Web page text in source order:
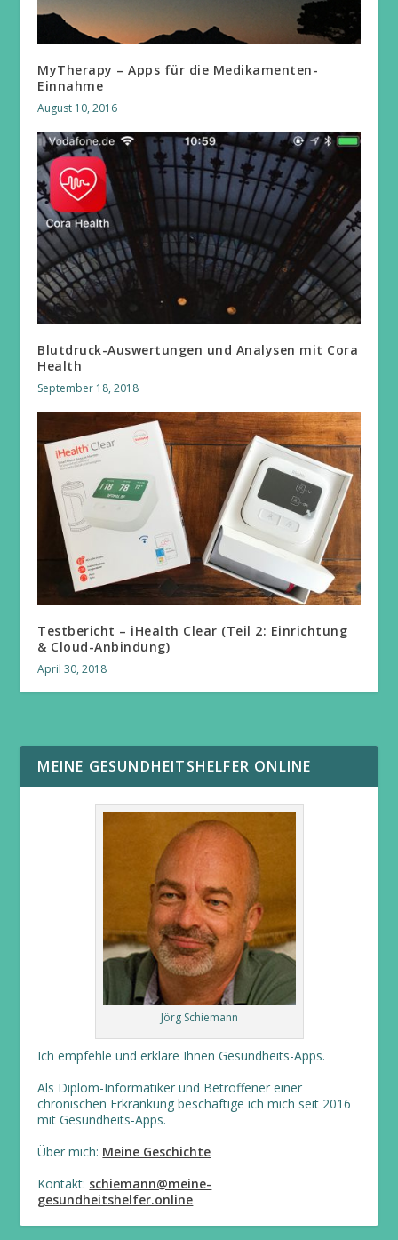
MyTherapy – Apps für die Medikamenten-
Einnahme
August 10, 2016
Blutdruck-Auswertungen und Analysen mit Cora
Health
September 18, 2018
Testbericht – iHealth Clear (Teil 2: Einrichtung
& Cloud-Anbindung)
April 30, 2018
MEINE GESUNDHEITSHELFER ONLINE
Jörg Schiemann
Ich empfehle und erkläre Ihnen Gesundheits-Apps.
Als Diplom-Informatiker und Betroffener einer
chronischen Erkrankung beschäftige ich mich seit 2016
mit Gesundheits-Apps.
Über mich: Meine Geschichte
Kontakt: schiemann@meine-
gesundheitshelfer.online